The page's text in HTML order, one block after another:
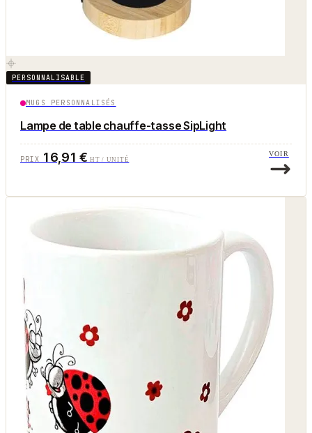
PERSONNALISABLE
MUGS PERSONNALISÉS
Lampe de table chauffe-tasse SipLight
PRIX 16,91 €HT / UNITÉ
VOIR